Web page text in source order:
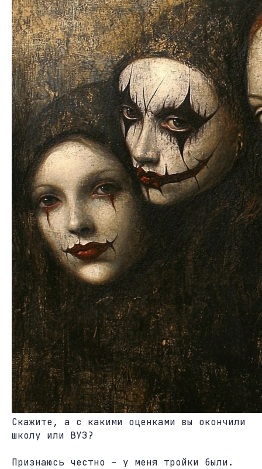
Скажите, а с какими оценками вы окончили
школу или ВУЗ?
Признаюсь честно – у меня тройки были.